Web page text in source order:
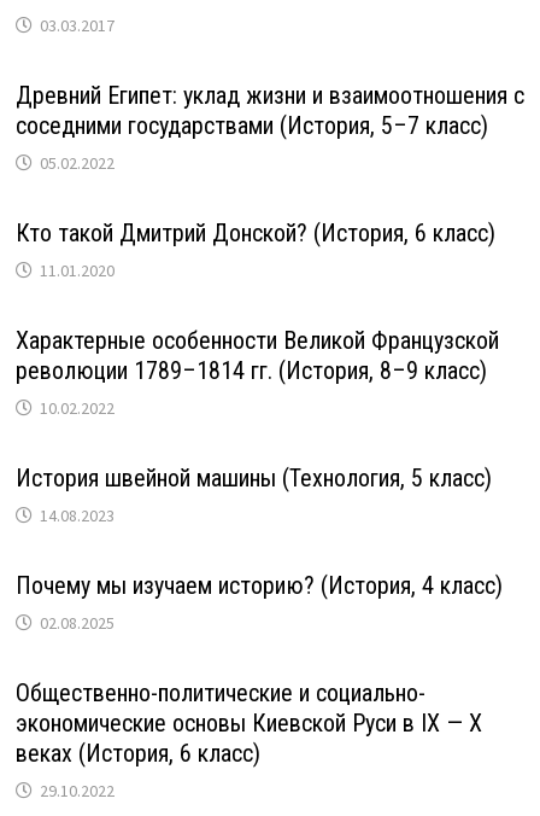
03.03.2017
Древний Египет: уклад жизни и взаимоотношения с
соседними государствами (История, 5–7 класс)
05.02.2022
Кто такой Дмитрий Донской? (История, 6 класс)
11.01.2020
Характерные особенности Великой Французской
революции 1789–1814 гг. (История, 8–9 класс)
10.02.2022
История швейной машины (Технология, 5 класс)
14.08.2023
Почему мы изучаем историю? (История, 4 класс)
02.08.2025
Общественно-политические и социально-
экономические основы Киевской Руси в IX — X
веках (История, 6 класс)
29.10.2022